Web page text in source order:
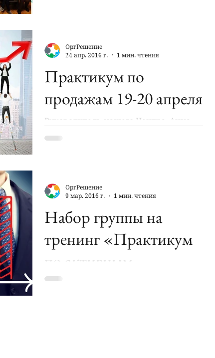
Практикум по
продажам 19-20 апреля
Руководитель нашего Центра, Анна
ОргРешение
24 апр. 2016 г.
1 мин. чтения
Набор группы на
тренинг «Практикум
по активным
продажам»
Центр Дизайна Организационных
ОргРешение
9 мар. 2016 г.
1 мин. чтения